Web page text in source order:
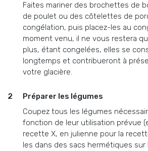
Faites mariner des brochettes de
de poulet ou des côtelettes de
congélation, puis placez-les au
moment venu, il ne vous restera
plus, étant congelées, elles se
longtemps et contribueront à
votre glacière.
Préparer les légumes
Coupez tous les légumes
fonction de leur utilisation prévue
recette X, en julienne pour la
les dans des sacs hermétiques sur